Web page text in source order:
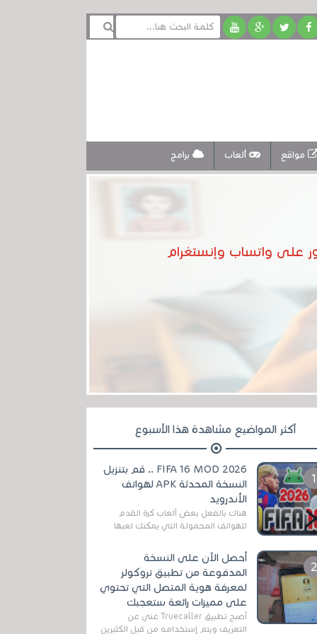
مواقع ألعاب برامج
أكثر المواضيع مشاهدة هذا الأسبوع
FIFA 16 MOD 2026 .. قم بتنزيل
النسخة المحدثة APK لهواتف
الأندرويد
هناك بالفعل بعض ألعاب كرة القدم
للهواتف المحمولة التي يمكنك لعبها
مثل EA Sports ...
أحصل الآن على النسخة
المدفوعة من تطبيق تروكولر
لمعرفة هوية المتصل التي تحتوي
على مميزات رائعة ستعجبك
أصبح تطبيق Truecaller غني عن
التعريف ويتم إستخدامه من قبل الكثيرين